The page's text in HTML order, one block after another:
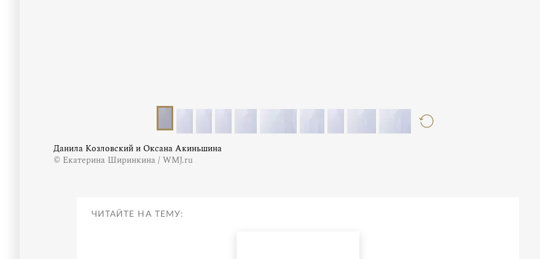
Данила Козловский и Оксана Акиньшина
© Екатерина Ширинкина / WMJ.ru
ЧИТАЙТЕ НА ТЕМУ: